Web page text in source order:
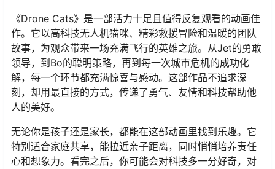
《Drone Cats》是一部活力十足且值得反复观看的动画佳
作。它以高科技无人机猫咪、精彩救援冒险和温暖的团队
故事，为观众带来一场充满飞行的英雄之旅。从Jet的勇敢
领导，到Bo的聪明策略，再到每一次城市危机的成功化
解，每一个环节都充满惊喜与感动。这部作品不追求深
刻，却用最直接的方式，传递了勇气、友情和科技帮助他
人的美好。
无论你是孩子还是家长，都能在这部动画里找到乐趣。它
特别适合家庭共享，能拉近亲子距离，同时悄悄培养责任
心和想象力。看完之后，你可能会对科技多一分好奇，对